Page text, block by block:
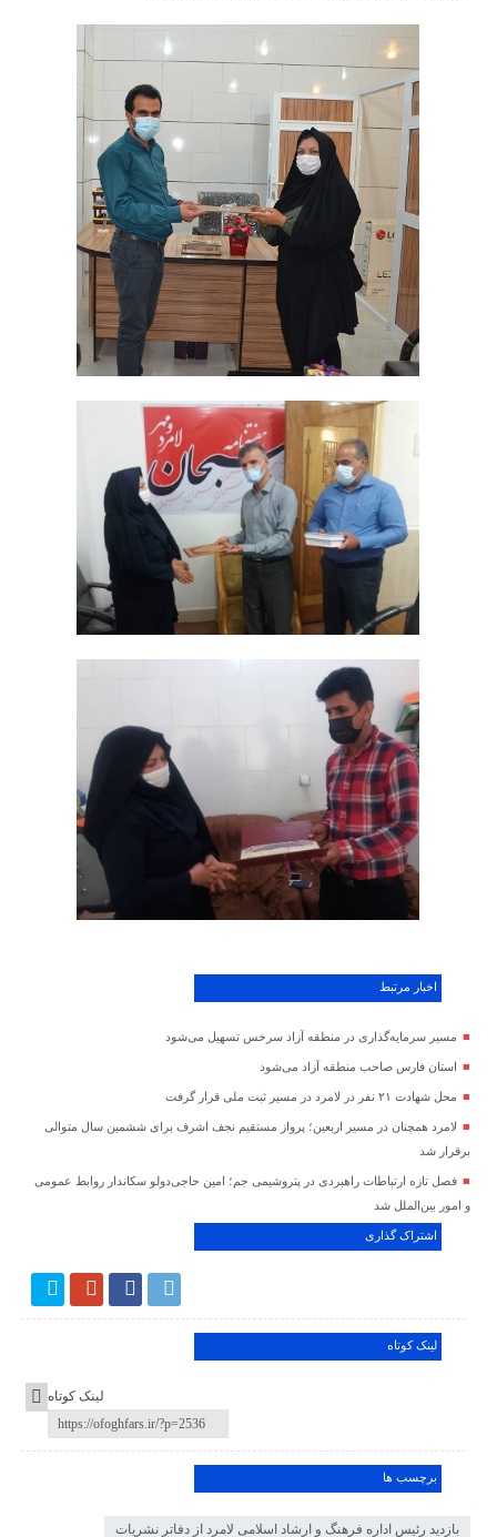
اخبار مرتبط
مسیر سرمایه‌گذاری در منطقه آزاد سرخس تسهیل می‌شود
استان فارس صاحب منطقه آزاد می‌شود
محل شهادت ۲۱ نفر در لامرد در مسیر ثبت ملی قرار گرفت
لامرد همچنان در مسیر اربعین؛ پرواز مستقیم نجف اشرف برای ششمین سال متوالی
برقرار شد
فصل تازه ارتباطات راهبردی در پتروشیمی جم؛ امین حاجی‌دولو سکاندار روابط عمومی
و امور بین‌الملل شد
اشتراک گذاری
لینک کوتاه
لینک کوتاه
برچسب ها
بازدید رئیس اداره فرهنگ و ارشاد اسلامی لامرد از دفاتر نشریات